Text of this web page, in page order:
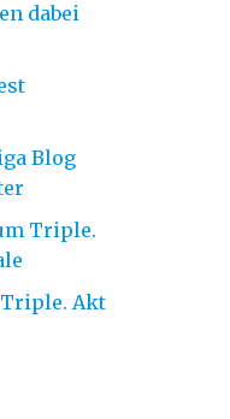
dabei
Blog
Triple.
Triple. Akt